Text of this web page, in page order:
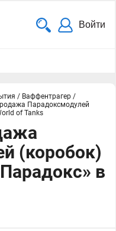
Войти
/ Ваффентрагер /
Парадоксмодулей
of Tanks
(коробок)
в